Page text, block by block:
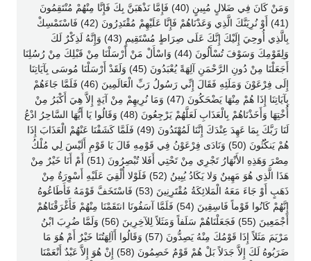
وَمَنْ كَانَ فِي ضَلالٍ مُبِينٍ (40) فَإِمَّا نَذْهَبَنَّ بِكَ فَإِنَّا مِنْهُمْ مُنْتَقِمُونَ
(41) أَوْ نُرِيَنَّكَ الَّذِي وَعَدْنَاهُمْ فَإِنَّا عَلَيْهِمْ مُقْتَدِرُونَ (42) فَاسْتَمْسِكْ
بِالَّذِي أُوحِيَ إِلَيْكَ إِنَّكَ عَلَى صِرَاطٍ مُسْتَقِيمٍ (43) وَإِنَّهُ لَذِكْرٌ لَكَ
وَلِقَوْمِكَ وَسَوْفَ تُسْأَلُونَ (44) وَاسْأَلْ مَنْ أَرْسَلْنَا مِنْ قَبْلِكَ مِنْ رُسُلِنَا
أَجَعَلْنَا مِنْ دُونِ الرَّحْمَنِ آلِهَةً يُعْبَدُونَ (45) وَلَقَدْ أَرْسَلْنَا مُوسَى بِآيَاتِنَا
إِلَى فِرْعَوْنَ وَمَلَئِهِ فَقَالَ إِنِّي رَسُولُ رَبِّ الْعَالَمِينَ (46) فَلَمَّا جَاءَهُمْ
بِآيَاتِنَا إِذَا هُمْ مِنْهَا يَضْحَكُونَ (47) وَمَا نُرِيهِمْ مِنْ آيَةٍ إِلاَّ هِيَ أَكْبَرُ مِنْ
أُخْتِهَا وَأَخَذْنَاهُمْ بِالْعَذَابِ لَعَلَّهُمْ يَرْجِعُونَ (48) وَقَالُوا يَا أَيُّهَا السَّاحِرُ ادْعُ
لَنَا رَبَّكَ بِمَا عَهِدَ عِنْدَكَ إِنَّنَا لَمُهْتَدُونَ (49) فَلَمَّا كَشَفْنَا عَنْهُمْ الْعَذَابَ إِذَا
هُمْ يَنكُثُونَ (50) وَنَادَى فِرْعَوْنُ فِي قَوْمِهِ قَالَ يَا قَوْمِ أَلَيْسَ لِي مُلْكُ
مِصْرَ وَهَذِهِ الأَنْهَارُ تَجْرِي مِنْ تَحْتِي أَفَلا تُبْصِرُونَ (51) أَمْ أَنَا خَيْرٌ مِنْ
هَذَا الَّذِي هُوَ مَهِينٌ وَلا يَكَادُ يُبِينُ (52) فَلَوْلا أُلْقِيَ عَلَيْهِ أَسْوِرَةٌ مِنْ
ذَهَبٍ أَوْ جَاءَ مَعَهُ الْمَلائِكَةُ مُقْتَرِنِينَ (53) فَاسْتَخَفَّ قَوْمَهُ فَأَطَاعُوهُ
إِنَّهُمْ كَانُوا قَوْماً فَاسِقِينَ (54) فَلَمَّا آسَفُونَا انتَقَمْنَا مِنْهُمْ فَأَغْرَقْنَاهُمْ
أَجْمَعِينَ (55) فَجَعَلْنَاهُمْ سَلَفاً وَمَثَلاً لِلآخِرِينَ (56) وَلَمَّا ضُرِبَ ابْنُ
مَرْيَمَ مَثَلاً إِذَا قَوْمُكَ مِنْهُ يَصِدُّونَ (57) وَقَالُوا أَآلِهَتُنَا خَيْرٌ أَمْ هُوَ مَا
ضَرَبُوهُ لَكَ إِلاَّ جَدَلاً بَلْ هُمْ قَوْمٌ خَصِمُونَ (58) إِنْ هُوَ إِلاَّ عَبْدٌ أَنْعَمْنَا